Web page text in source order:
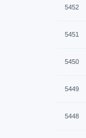
5452
5451
5450
5449
5448